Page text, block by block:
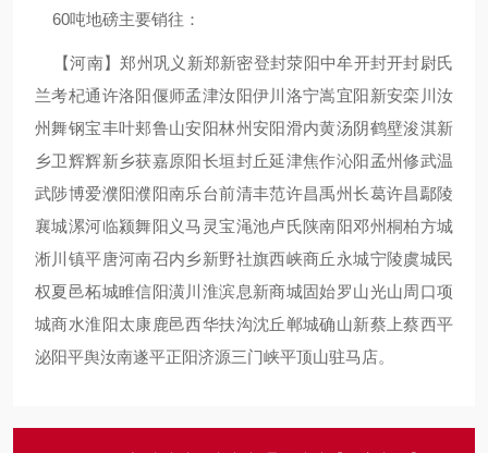
60吨地磅主要销往：
【河南】郑州巩义新郑新密登封荥阳中牟开封开封尉氏
兰考杞通许洛阳偃师孟津汝阳伊川洛宁嵩宜阳新安栾川汝
州舞钢宝丰叶郏鲁山安阳林州安阳滑内黄汤阴鹤壁浚淇新
乡卫辉辉新乡获嘉原阳长垣封丘延津焦作沁阳孟州修武温
武陟博爱濮阳濮阳南乐台前清丰范许昌禹州长葛许昌鄢陵
襄城漯河临颍舞阳义马灵宝渑池卢氏陕南阳邓州桐柏方城
淅川镇平唐河南召内乡新野社旗西峡商丘永城宁陵虞城民
权夏邑柘城睢信阳潢川淮滨息新商城固始罗山光山周口项
城商水淮阳太康鹿邑西华扶沟沈丘郸城确山新蔡上蔡西平
泌阳平舆汝南遂平正阳济源三门峡平顶山驻马店。